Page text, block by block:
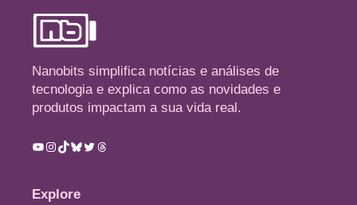
Nanobits simplifica notícias e análises de
tecnologia e explica como as novidades e
produtos impactam a sua vida real.
Youtube
Instagram
TikTok
Bluesky
TwitterThreads
Explore